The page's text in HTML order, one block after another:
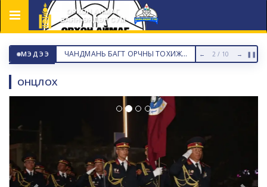
Цэс
МЭДЭЭ 50 ЖИЛИЙН ОЙН БАЯРЫН МЭНДИЙГ ӨРГӨН ДЭВШҮҮЛЬЕ ← 3 / 10 → ❚❚
ОНЦЛОХ